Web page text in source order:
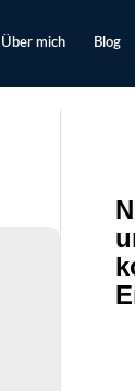
Über mich Blog